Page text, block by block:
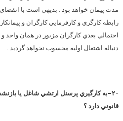
مدت پيمان خواهد بود . بديهي است با
رابطه كارگري و كارفرمايي كارگران و
احتمالي بعدي كارگران مزبور در همان
دنباله اشتغال اوليه محسوب نخواهد گرديد .
۲۰-به كارگيري پرسنل ارتشي شاغل يا
قانوني دارد ؟